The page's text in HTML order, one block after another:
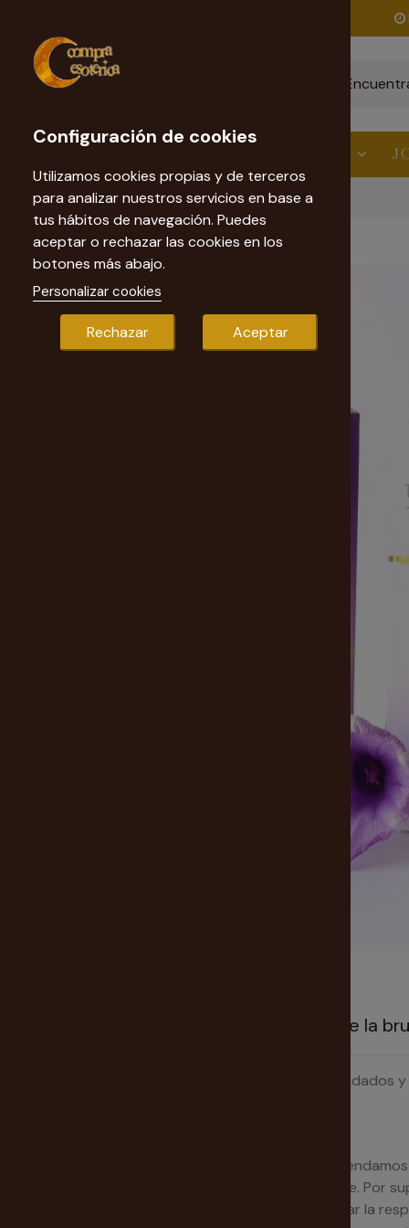
Inicio Tarot Tarot de la bruja moderna
Nuestra tarotista te recomienda Tarot de la
Baraja Tarot bella, elegante y rebelde, con
Concentra en cada carta por separado (le
hace una pregunta a la carta y la carta le responde. Por
interno que llega a su mente. Es conveniente anotar la
Configuración de cookies
Utilizamos cookies propias y de terceros
para analizar nuestros servicios en base a
tus hábitos de navegación. Puedes
aceptar o rechazar las cookies en los
botones más abajo.
Personalizar cookies
Rechazar Aceptar